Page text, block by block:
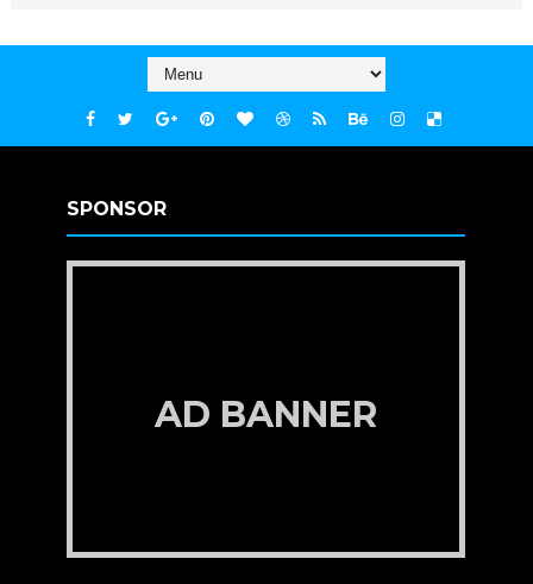
SPONSOR
AD BANNER